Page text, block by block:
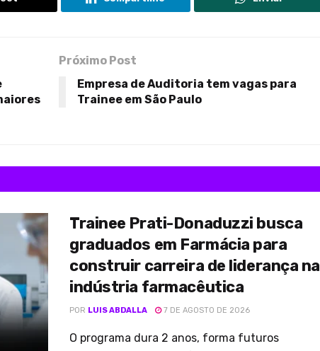
Próximo Post
Empresa de Auditoria tem vagas para
Trainee em São Paulo
Trainee Prati-Donaduzzi busca
graduados em Farmácia para
construir carreira de liderança na
indústria farmacêutica
POR LUIS ABDALLA 7 DE AGOSTO DE 2026
O programa dura 2 anos, forma futuros